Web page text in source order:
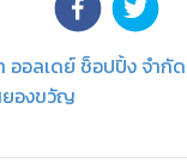
ออลเดย์ ช็อปปิ้ง จำกัด
องขวัญ